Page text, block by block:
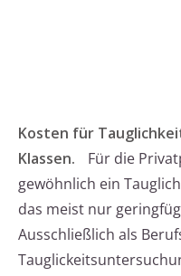
Kosten für
Klassen.
Für die
gewöhnlich ein
das meist nur
Ausschließlich als